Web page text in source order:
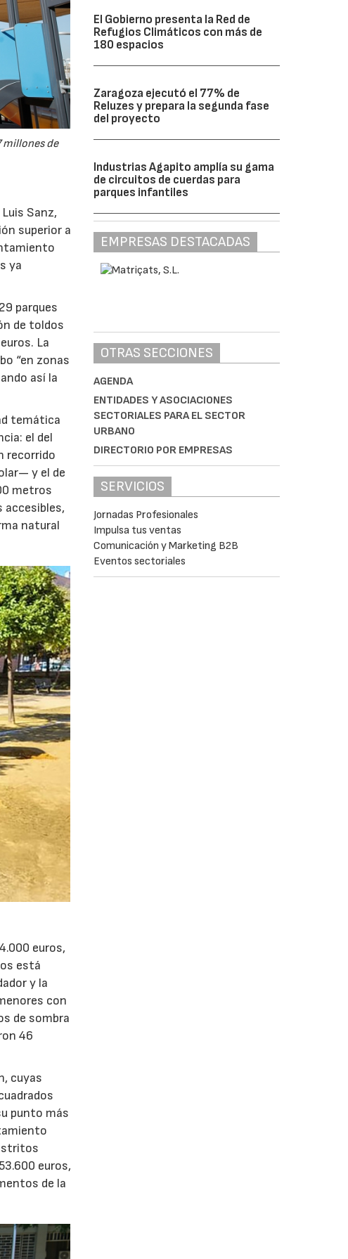
millones de
Sanz,
superior a
ya
parques
de toldos
La
“en zonas
así la
temática
el del
recorrido
y el de
metros
natural
euros,
está
y la
con
de sombra
46
cuyas
punto más
euros,
de la
El Gobierno presenta la Red de
Refugios Climáticos con más de
180 espacios
Zaragoza ejecutó el 77% de
Reluzes y prepara la segunda fase
del proyecto
Industrias Agapito amplía su gama
de circuitos de cuerdas para
parques infantiles
EMPRESAS DESTACADAS
OTRAS SECCIONES
AGENDA
ENTIDADES Y ASOCIACIONES
SECTORIALES PARA EL SECTOR
URBANO
DIRECTORIO POR EMPRESAS
SERVICIOS
Jornadas Profesionales
Impulsa tus ventas
Comunicación y Marketing B2B
Eventos sectoriales